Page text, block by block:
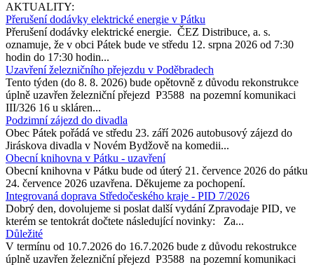
AKTUALITY:
Přerušení dodávky elektrické energie v Pátku
Přerušení dodávky elektrické energie. ČEZ Distribuce, a. s.
oznamuje, že v obci Pátek bude ve středu 12. srpna 2026 od 7:30
hodin do 17:30 hodin...
Uzavření železničního přejezdu v Poděbradech
Tento týden (do 8. 8. 2026) bude opětovně z důvodu rekonstrukce
úplně uzavřen železniční přejezd P3588 na pozemní komunikaci
III/326 16 u skláren...
Podzimní zájezd do divadla
Obec Pátek pořádá ve středu 23. září 2026 autobusový zájezd do
Jiráskova divadla v Novém Bydžově na komedii...
Obecní knihovna v Pátku - uzavření
Obecní knihovna v Pátku bude od úterý 21. července 2026 do pátku
24. července 2026 uzavřena. Děkujeme za pochopení.
Integrovaná doprava Středočeského kraje - PID 7/2026
Dobrý den, dovolujeme si poslat další vydání Zpravodaje PID, ve
kterém se tentokrát dočtete následující novinky: Za...
Důležité
V termínu od 10.7.2026 do 16.7.2026 bude z důvodu rekostrukce
úplně uzavřen železniční přejezd P3588 na pozemní komunikaci